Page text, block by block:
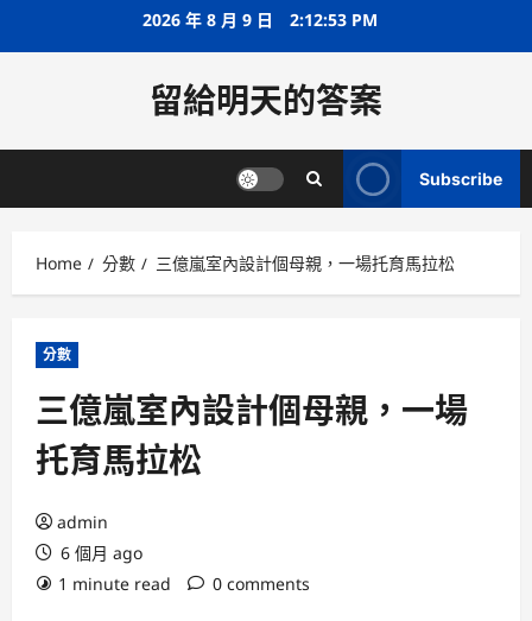
2026 年 8 月 9 日 2:12:54 PM
留給明天的答案
Subscribe
Home 分數 三億嵐室內設計個母親，一場托育馬拉松
分數
三億嵐室內設計個母親，一場
托育馬拉松
admin
6 個月 ago
1 minute read
0 comments